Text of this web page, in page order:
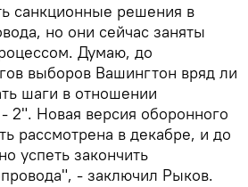
санкционные решения в
но они сейчас заняты
Думаю, до
выборов Вашингтон вряд ли
шаги в отношении
2". Новая версия оборонного
рассмотрена в декабре, и до
успеть закончить
- заключил Рыков.